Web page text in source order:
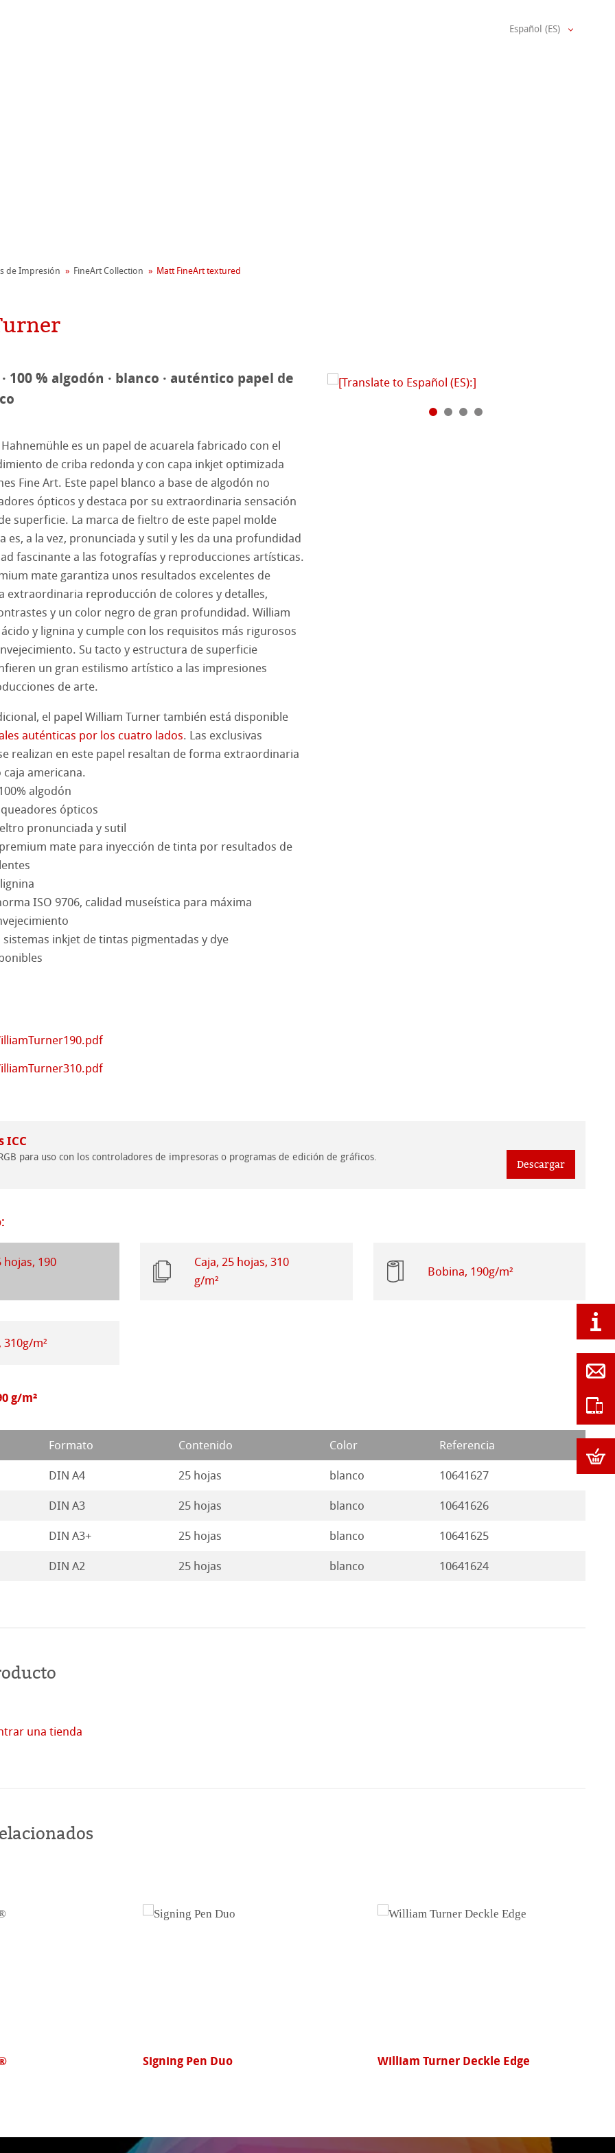
ICC
Program
Albums
FineArt
Rag
Questions
de Hahnemuehle
Pastel
cilíndrico
con lápiz
Español (ES)
de Impresión FineArt Collection Matt FineArt textured
· 100 % algodón · blanco · auténtico papel de
es un papel de acuarela fabricado con el
de criba redonda y con capa inkjet optimizada
Fine Art. Este papel blanco a base de algodón no
ópticos y destaca por su extraordinaria sensación
superficie. La marca de fieltro de este papel molde
es, a la vez, pronunciada y sutil y les da una profundidad
fascinante a las fotografías y reproducciones artísticas.
mate garantiza unos resultados excelentes de
extraordinaria reproducción de colores y detalles,
y un color negro de gran profundidad. William
y lignina y cumple con los requisitos más rigurosos
Su tacto y estructura de superficie
un gran estilismo artístico a las impresiones
de arte.
el papel William Turner también está disponible
auténticas por los cuatro lados. Las exclusivas
realizan en este papel resaltan de forma extraordinaria
americana.
algodón
ópticos
pronunciada y sutil
mate para inyección de tinta por resultados de
ISO 9706, calidad museística para máxima
inkjet de tintas pigmentadas y dye
ICC
Descargar
para uso con los controladores de impresoras o programas de edición de gráficos.
hojas, 190
Caja, 25 hojas, 310
g/m²
Bobina, 190g/m²
310g/m²
g/m²
Formato Contenido Color Referencia
DIN A4 25 hojas blanco 10641627
DIN A3 25 hojas blanco 10641626
DIN A3+ 25 hojas blanco 10641625
DIN A2 25 hojas blanco 10641624
una tienda
William Turner Deckle Edge Hahnemühle Protective Spray